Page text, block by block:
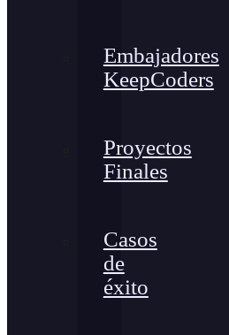
Embajadores
KeepCoders
Proyectos
Finales
Casos
de
éxito